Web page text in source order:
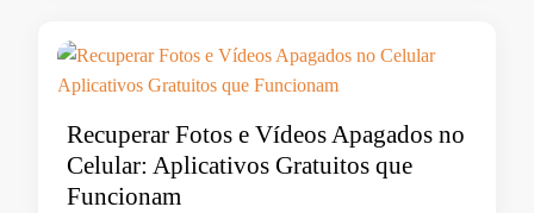
Recuperar Fotos e Vídeos Apagados no
Celular: Aplicativos Gratuitos que
Funcionam